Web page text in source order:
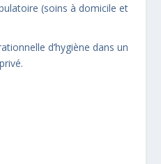
(soins à domicile et
d’hygiène dans un